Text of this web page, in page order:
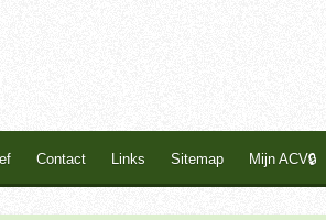
Contact Links Sitemap Mijn ACV🔒